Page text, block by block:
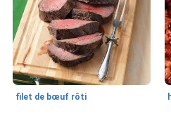
filet de bœuf rôti